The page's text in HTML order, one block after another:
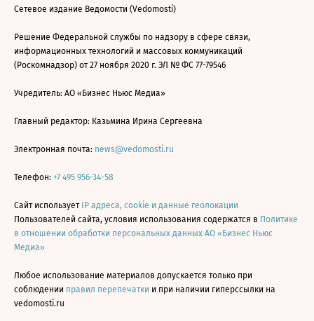
Сетевое издание Ведомости (Vedomosti)
Решение Федеральной службы по надзору в сфере связи,
информационных технологий и массовых коммуникаций
(Роскомнадзор) от 27 ноября 2020 г. ЭЛ № ФС 77-79546
Учредитель: АО «Бизнес Ньюс Медиа»
Главный редактор: Казьмина Ирина Сергеевна
Электронная почта: news@vedomosti.ru
Телефон: +7 495 956-34-58
Сайт использует IP адреса, cookie и данные геолокации
Пользователей сайта, условия использования содержатся в Политике
в отношении обработки персональных данных АО «Бизнес Ньюс
Медиа»
Любое использование материалов допускается только при
соблюдении правил перепечатки и при наличии гиперссылки на
vedomosti.ru